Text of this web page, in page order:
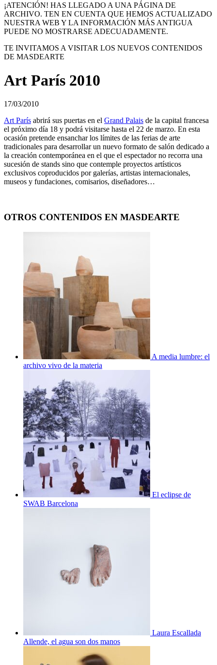
¡ATENCIÓN! HAS LLEGADO A UNA PÁGINA DE
ARCHIVO. TEN EN CUENTA QUE HEMOS ACTUALIZADO
NUESTRA WEB Y LA INFORMACIÓN MÁS ANTIGUA
PUEDE NO MOSTRARSE ADECUADAMENTE.
TE INVITAMOS A VISITAR LOS NUEVOS CONTENIDOS
DE MASDEARTE
Art París 2010
17/03/2010
Art París abrirá sus puertas en el Grand Palais de la capital francesa
el próximo día 18 y podrá visitarse hasta el 22 de marzo. En esta
ocasión pretende ensanchar los límites de las ferias de arte
tradicionales para desarrollar un nuevo formato de salón dedicado a
la creación contemporánea en el que el espectador no recorra una
sucesión de stands sino que contemple proyectos artísticos
exclusivos coproducidos por galerías, artistas internacionales,
museos y fundaciones, comisarios, diseñadores…
OTROS CONTENIDOS EN MASDEARTE
A media lumbre: el
archivo vivo de la materia
El eclipse de
SWAB Barcelona
Laura Escallada
Allende, el agua son dos manos